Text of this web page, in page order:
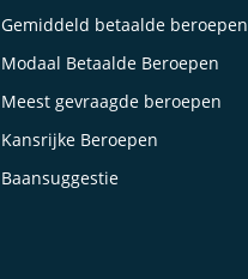
Gemiddeld betaalde beroepen
Modaal Betaalde Beroepen
Meest gevraagde beroepen
Kansrijke Beroepen
Baansuggestie